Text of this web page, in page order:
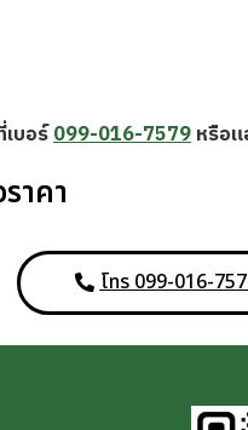
บอร์099-016-7579หรือ
าคา
โทร 099-016-